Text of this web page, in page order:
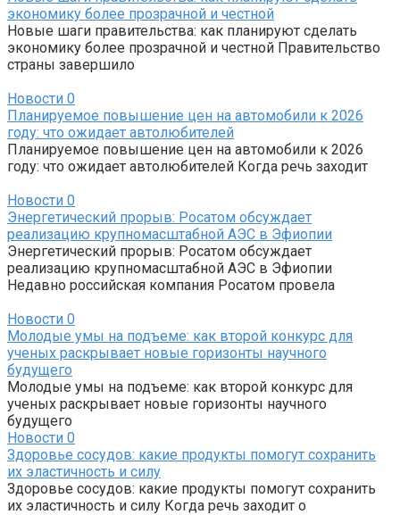
экономику более прозрачной и честной
Новые шаги правительства: как планируют сделать
экономику более прозрачной и честной Правительство
страны завершило
Новости 0
Планируемое повышение цен на автомобили к 2026
году: что ожидает автолюбителей
Планируемое повышение цен на автомобили к 2026
году: что ожидает автолюбителей Когда речь заходит
Новости 0
Энергетический прорыв: Росатом обсуждает
реализацию крупномасштабной АЭС в Эфиопии
Энергетический прорыв: Росатом обсуждает
реализацию крупномасштабной АЭС в Эфиопии
Недавно российская компания Росатом провела
Новости 0
Молодые умы на подъеме: как второй конкурс для
ученых раскрывает новые горизонты научного
будущего
Молодые умы на подъеме: как второй конкурс для
ученых раскрывает новые горизонты научного
будущего
Новости 0
Здоровье сосудов: какие продукты помогут сохранить
их эластичность и силу
Здоровье сосудов: какие продукты помогут сохранить
их эластичность и силу Когда речь заходит о